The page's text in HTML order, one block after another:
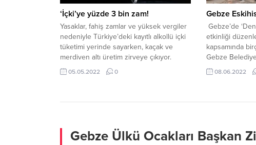
‘İçki’ye yüzde 3 bin zam!
Yasaklar, fahiş zamlar ve yüksek vergiler
nedeniyle Türkiye’deki kayıtlı alkollü içki
tüketimi yerinde sayarken, kaçak ve
merdiven altı üretim zirveye çıkıyor.
Türkiye’nin milli içkisi rakının (70’lik) fiyatı
2002’de 8 TL civarındayken, bugün
05.05.2022 0
Gebze
Gebze’de
etkinliği
kapsamında
Gebze
Marmara Denizi
Eskihisar’da
08.06.2022
Gebze Ülkü Ocakları Başkan